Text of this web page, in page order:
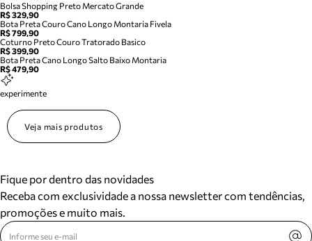
Bolsa Shopping Preto Mercato Grande
R$ 329,90
Bota Preta Couro Cano Longo Montaria Fivela
R$ 799,90
Coturno Preto Couro Tratorado Basico
R$ 399,90
Bota Preta Cano Longo Salto Baixo Montaria
R$ 479,90
experimente
Veja mais produtos
Fique por dentro das novidades
Receba com exclusividade a nossa newsletter com tendências,
promoções e muito mais.